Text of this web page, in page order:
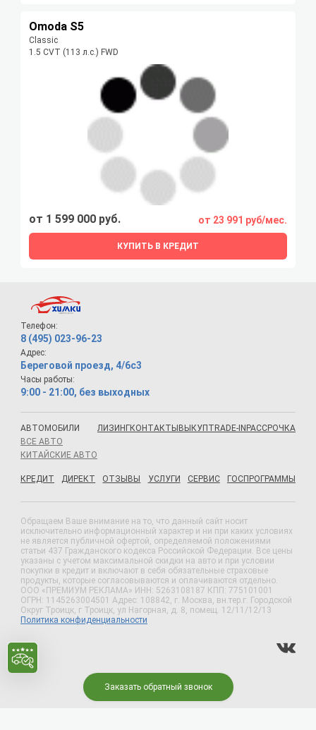
Omoda S5
Classic
1.5 CVT (113 л.с.) FWD
от 1 599 000 руб. от 23 991 руб/мес.
КУПИТЬ В КРЕДИТ
Телефон:
8 (495) 023-96-23
Адрес:
Береговой проезд, 4/6с3
Часы работы:
9:00 - 21:00, без выходных
АВТОМОБИЛИ
ВСЕ АВТО
КИТАЙСКИЕ АВТО
ЛИЗИНГКОНТАКТЫ ВЫКУП TRADE-IN РАССРОЧКА
КРЕДИТ ДИРЕКТ ОТЗЫВЫ УСЛУГИ СЕРВИС ГОСПРОГРАММЫ
Обращаем Ваше внимание на то, что данный сайт носит
исключительно информационный характер и ни при каких условиях
не является публичной офертой, определяемой положениями
статьи 437 Гражданского кодекса Российской Федерации. Все цены
указаны с учетом максимальной скидки на авто и при условии
покупки в кредит и включают в себя обязательные страховые
продукты, которые согласовываются и оплачиваются отдельно.
ООО «ПРЕМИУМ РЕКЛАМА» ИНН: 5263108187 КПП: 775101001
ОГРН: 1145263004501 Адрес: 108842, г. Москва, вн.тер.г. Городской
Округ Троицк, г Троицк, ул Нагорная, д. 8, помещ. 12/11/12/13
Политика конфиденциальности
Заказать обратный звонок